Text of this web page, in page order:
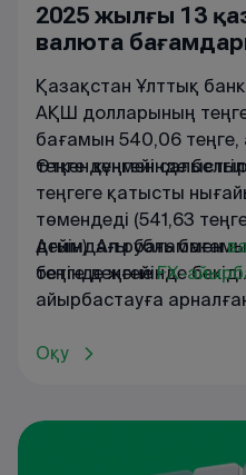
2025 жылғы 13
валюта
Қазақстан Ұлттық
АҚШ долларының
бағамын 540,06 теңге,
теңге деңгейінде
Өткен күнмен
теңгеге қатысты
төмендеді (541,63
дейін). Ал рубль
теңге деңгейінде бекіді.
Ағымдағыбағаммен
бетіндежәнеFX-
айырбастауға
Оқу